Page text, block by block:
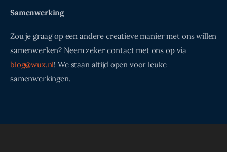
Samenwerking
Zou je graag op een andere creatieve manier met ons willen
samenwerken? Neem zeker contact met ons op via
blog@wux.nl! We staan altijd open voor leuke
samenwerkingen.